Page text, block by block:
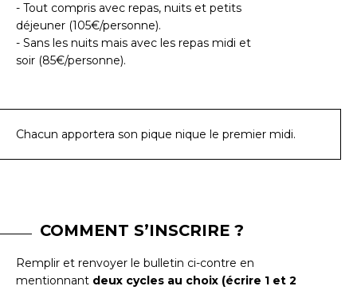
- Tout compris avec repas, nuits et petits
déjeuner (105€/personne).
- Sans les nuits mais avec les repas midi et
soir (85€/personne).
Chacun apportera son pique nique le premier midi.
COMMENT S’INSCRIRE ?
Remplir et renvoyer le bulletin ci-contre en
mentionnant deux cycles au choix (écrire 1 et 2